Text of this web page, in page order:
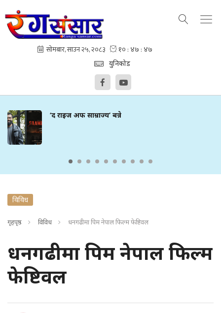
युनिकोड
‘द राइज अफ साम्राज्य’ बन्ने
विविध
गृहपृष्ठ विविध धनगढीमा पिम नेपाल फिल्म फेष्टिवल
धनगढीमा पिम नेपाल फिल्म
फेष्टिवल